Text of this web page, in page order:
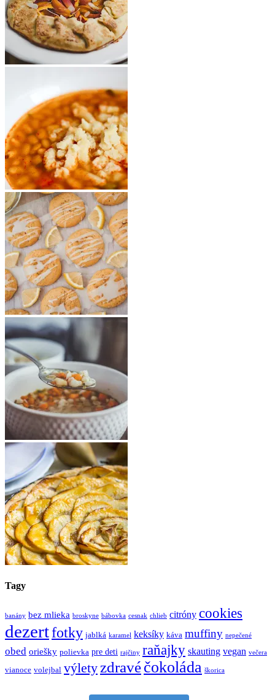
Tagy
banány bez mlieka broskyne bábovka cesnak chlieb citróny cookies
dezertfotky jablká karamel keksíky káva muffiny nepečené
obed oriešky polievka pre deti rajčiny raňajky skauting vegan večera
vianoce volejbal výlety zdravéčokoláda škorica